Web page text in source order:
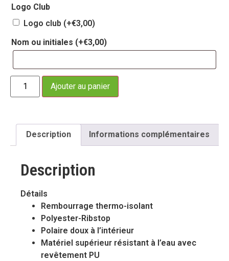
Logo Club
Logo club (+€3,00)
Nom ou initiales (+€3,00)
Ajouter au panier
Description Informations complémentaires
Description
Détails
Rembourrage thermo-isolant
Polyester-Ribstop
Polaire doux à l’intérieur
Matériel supérieur résistant à l’eau avec
revêtement PU